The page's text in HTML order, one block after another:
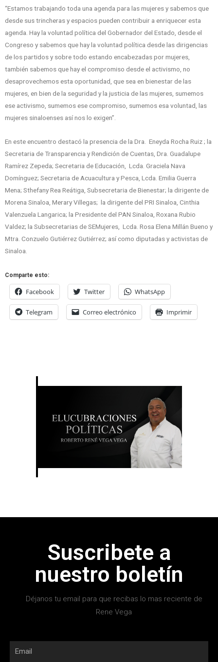
“Estamos trabajando toda una agenda para las mujeres y sabemos que
desde sus trincheras y espacios pueden contribuir a enriquecer esta
agenda. Hay la voluntad política del Gobernador del Estado, desde el
Congreso y sabemos que hay la voluntad política desde las dirigencias
de los partidos y sobre todo estando encabezadas por mujeres,
también sabemos que hay el compromiso desde el activismo, no
desaprovechemos esta oportunidad, que sea en bienestar de las
mujeres, en bien de la seguridad y la justicia de las mujeres, sumemos
ese activismo, sumemos ese compromiso, sumemos esa voluntad, las
mujeres sinaloenses así nos lo exigen”.
En este encuentro destacó la presencia de la Dra. Eneyda Rocha Ruiz ; la
Secretaria de Transparencia y Rendición de Cuentas, Dra. Guadalupe
Ramírez Zepeda; Secretaria de Educación, Lcda. Graciela Nava
Domínguez; Secretaria de Acuacultura y Pesca, Lcda. Emilia Guerra
Mena; Sthefany Rea Reátiga, Subsecretaria de Bienestar; la dirigente de
Morena Sinaloa, Merary Villegas; la dirigente del PRI Sinaloa, Cinthia
Valenzuela Langarica; la Presidente del PAN Sinaloa, Roxana Rubio
Valdez; la Subsecretarias de SEMujeres, Lcda. Rosa Elena Millán Bueno y
Mtra. Conzuelo Gutiérrez Gutiérrez; así como diputadas y activistas de
Sinaloa.
Comparte esto:
Facebook Twitter WhatsApp
Telegram Correo electrónico Imprimir
Suscribete a
nuestro boletín
Déjanos tu email para que recibas lo mas reciente de
Rene Vega